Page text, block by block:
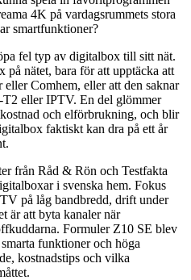
4K på vardagsrummets stora
smartfunktioner?
fel typ av digitalbox till sitt nät.
på nätet, bara för att upptäcka att
Comhem, eller att den saknar
eller IPTV. En del glömmer
och elförbrukning, och blir
faktiskt kan dra på ett år
från Råd & Rön och Testfakta
i svenska hem. Fokus
på låg bandbredd, drift under
är att byta kanaler när
Formuler Z10 SE blev
funktioner och höga
kostnadstips och vilka